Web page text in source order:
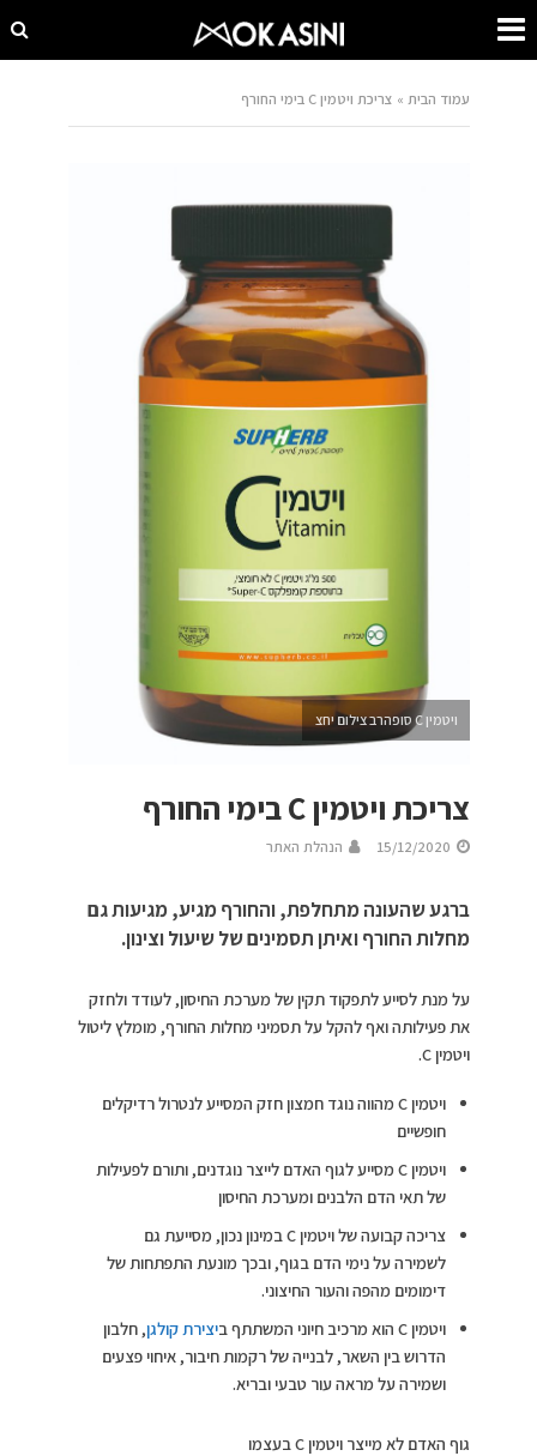
עמוד הבית » צריכת ויטמין C בימי החורף
ויטמין C סופהרב צילום יחצ
צריכת ויטמין C בימי החורף
15/12/2020 הנהלת האתר
ברגע שהעונה מתחלפת, והחורף מגיע, מגיעות גם
מחלות החורף ואיתן תסמינים של שיעול וצינון.
על מנת לסייע לתפקוד תקין של מערכת החיסון, לעודד ולחזק
את פעילותה ואף להקל על תסמיני מחלות החורף, מומלץ ליטול
ויטמין C.
ויטמין C מהווה נוגד חמצון חזק המסייע לנטרול רדיקלים
חופשיים
ויטמין C מסייע לגוף האדם לייצר נוגדנים, ותורם לפעילות
של תאי הדם הלבנים ומערכת החיסון
צריכה קבועה של ויטמין C במינון נכון, מסייעת גם
לשמירה על נימי הדם בגוף, ובכך מונעת התפתחות של
דימומים מהפה והעור החיצוני.
ויטמין C הוא מרכיב חיוני המשתתף ב
יצירת קולגן, חלבון
הדרוש בין השאר, לבנייה של רקמות חיבור, איחוי פצעים
ושמירה על מראה עור טבעי ובריא.
גוף האדם לא מייצר ויטמין C בעצמו